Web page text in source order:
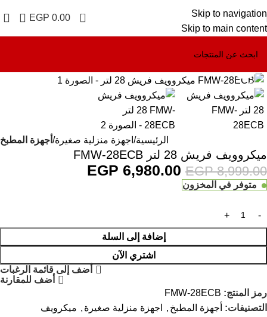
Skip to navigation
Skip to main content
0
EGP 0.00
-22%
الرئيسية اجهزة منزلية صغيرة أجهزة المطبخ
ميكروويف فريش 28 لتر FMW-28ECB
EGP8,999.00
EGP 6,980.00
متوفر في المخزون
إضافة إلى السلة
اشتري الآن
أضف إلى قائمة الرغبات
أضف للمقارنة
رمز المنتج: FMW-28ECB
التصنيفات: أجهزة المطبخ , اجهزة منزلية صغيرة , ميكرويف